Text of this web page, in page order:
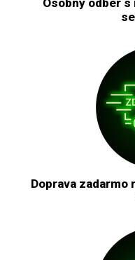
Doprava